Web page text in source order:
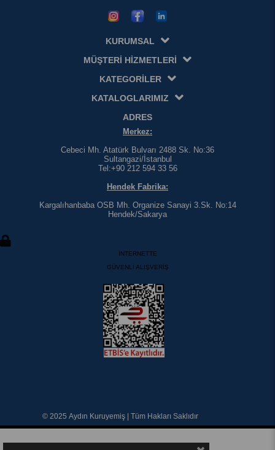
KURUMSAL
MÜŞTERİ HİZMETLERİ
KATEGORİLER
KATALOGLARIMIZ
ADRES
Merkez:
Cebeci Mh. Atatürk Bulvarı 2488 Sk. No:36
Sultangazi/İstanbul
Tel:+90 212 594 33 56
Hendek Fabrika:
Kargalıhanbaba OSB Mh. Organize Sanayi 3.Sk. No:14
Hendek/Sakarya
İNTERNETTE
GÜVENLİ ALIŞVERİŞ
© 2025 Aydın Kuruyemiş | Tüm Hakları Saklıdır